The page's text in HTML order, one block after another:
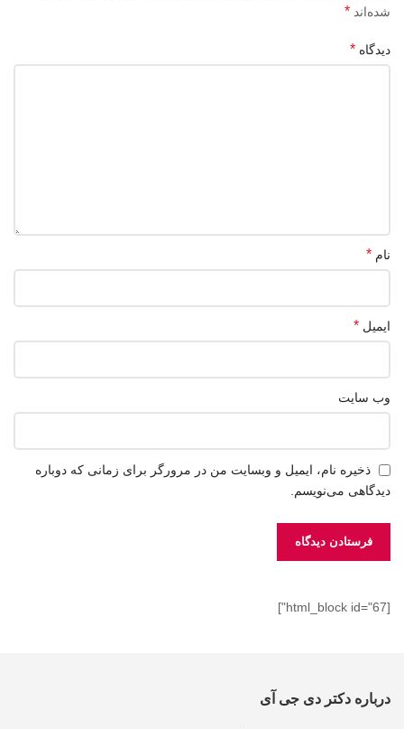
شده‌اند *
دیدگاه *
نام *
ایمیل *
وب‌ سایت
ذخیره نام، ایمیل و وبسایت من در مرورگر برای زمانی که دوباره
دیدگاهی می‌نویسم.
[html_block id="67"]
درباره دکتر دی جی آی